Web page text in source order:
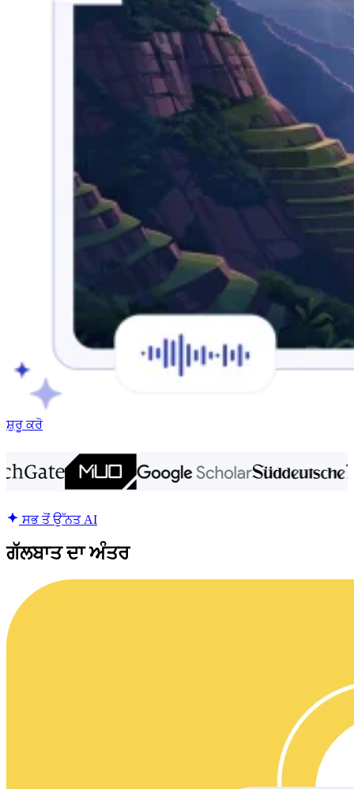
ਸ਼ੁਰੂ ਕਰੋ
ਸਭ ਤੋਂ ਉੱਨਤ AI
ਗੱਲਬਾਤ ਦਾ ਅੰਤਰ